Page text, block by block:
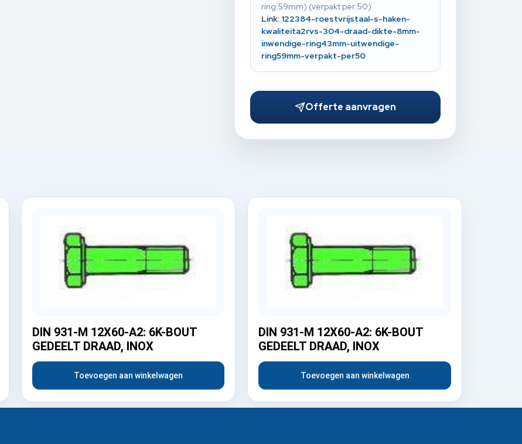
ring:59mm) (verpakt per:50)
Link: 122384-roestvrijstaal-s-haken-
kwaliteita2rvs-304-draad-dikte-8mm-
inwendige-ring43mm-uitwendige-
ring59mm-verpakt-per50
Offerte aanvragen
DIN 931-M 12X60-A2: 6K-BOUT
GEDEELT DRAAD, INOX
Toevoegen aan winkelwagen
DIN 931-M 12X60-A2: 6K-BOUT
GEDEELT DRAAD, INOX
Toevoegen aan winkelwagen